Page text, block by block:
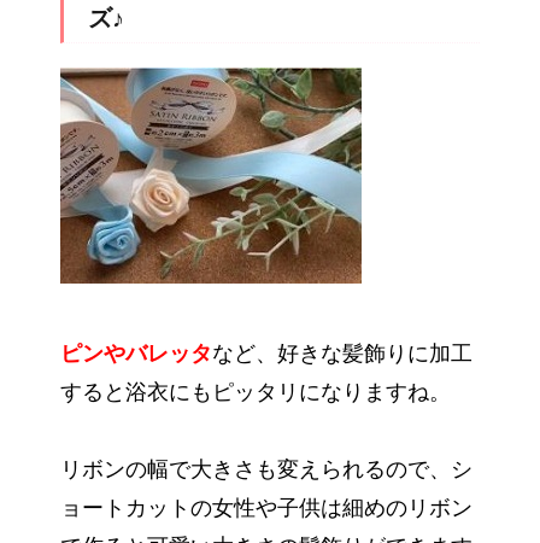
ズ♪
ピンやバレッタなど、好きな髪飾りに加工
すると浴衣にもピッタリになりますね。
リボンの幅で大きさも変えられるので、シ
ョートカットの女性や子供は細めのリボン